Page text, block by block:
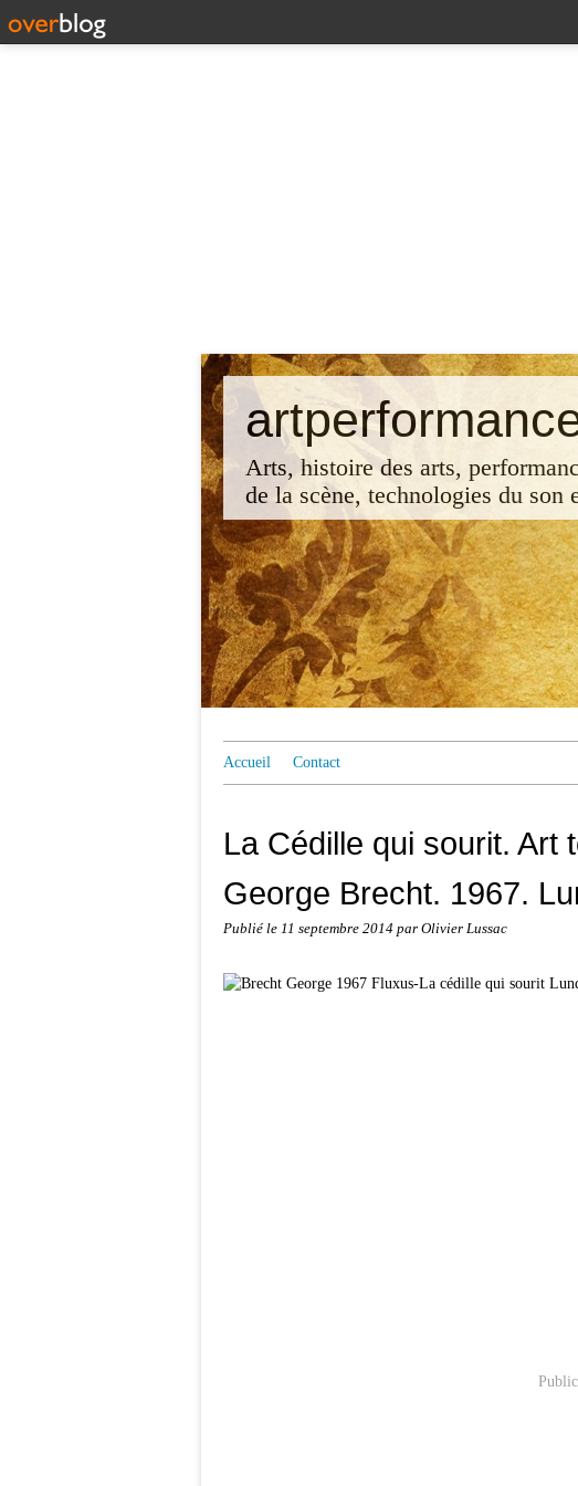
Arts, histoire des arts,
de la scène, technologies du son
Accueil Contact
La Cédille qui sourit. Art
George Brecht. 1967.
Publié le 11 septembre 2014 par Olivier Lussac